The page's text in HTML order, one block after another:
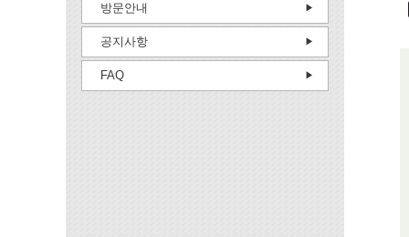
방문안내
공지사항
FAQ